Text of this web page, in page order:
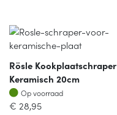
Rösle Kookplaatschraper
Keramisch 20cm
Op voorraad
Op voorraad
€ 28,95